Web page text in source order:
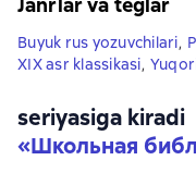
Buyuk rus yozuvchilari,
XIX asr klassikasi,
seriyasiga kiradi
«Школьная